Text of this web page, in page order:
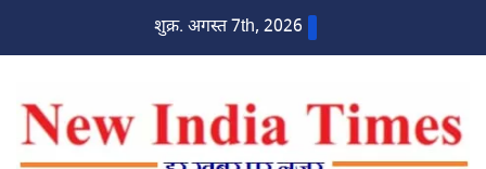
शुक्र. अगस्त 7th, 2026